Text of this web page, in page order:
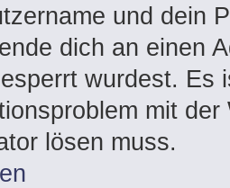
und dein
dich an einen
wurdest. Es
mit
lösen muss.